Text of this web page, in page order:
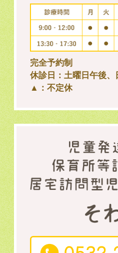
完全予約制
休診日：土曜日午後
▲：不定休